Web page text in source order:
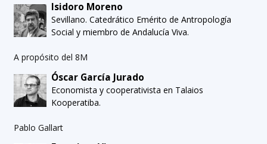
Isidoro Moreno
Sevillano. Catedrático Emérito de Antropología
Social y miembro de Andalucía Viva.
A propósito del 8M
Óscar García Jurado
Economista y cooperativista en Talaios
Kooperatiba.
Pablo Gallart